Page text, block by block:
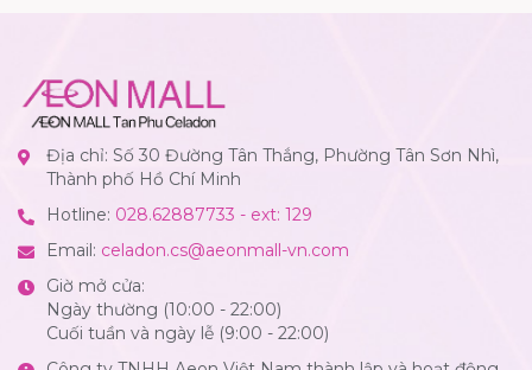
Địa chỉ: Số 30 Đường Tân Thắng, Phường Tân Sơn Nhì,
Thành phố Hồ Chí Minh
Hotline: 028.62887733 - ext: 129
Email: celadon.cs@aeonmall-vn.com
Giờ mở cửa:
Ngày thường (10:00 - 22:00)
Cuối tuần và ngày lễ (9:00 - 22:00)